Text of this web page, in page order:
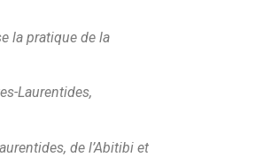
la pratique de la
Laurentides,
de l’Abitibi et